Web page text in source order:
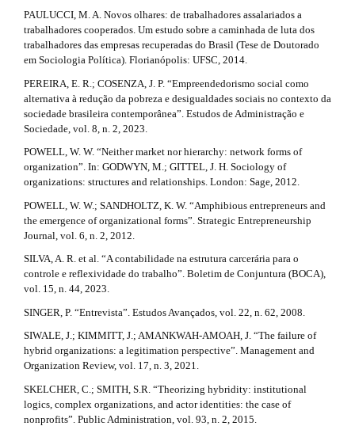
PAULUCCI, M. A. Novos olhares: de trabalhadores assalariados a
trabalhadores cooperados. Um estudo sobre a caminhada de luta dos
trabalhadores das empresas recuperadas do Brasil (Tese de Doutorado
em Sociologia Política). Florianópolis: UFSC, 2014.
PEREIRA, E. R.; COSENZA, J. P. “Empreendedorismo social como
alternativa à redução da pobreza e desigualdades sociais no contexto da
sociedade brasileira contemporânea”. Estudos de Administração e
Sociedade, vol. 8, n. 2, 2023.
POWELL, W. W. “Neither market nor hierarchy: network forms of
organization”. In: GODWYN, M.; GITTEL, J. H. Sociology of
organizations: structures and relationships. London: Sage, 2012.
POWELL, W. W.; SANDHOLTZ, K. W. “Amphibious entrepreneurs and
the emergence of organizational forms”. Strategic Entrepreneurship
Journal, vol. 6, n. 2, 2012.
SILVA, A. R. et al. “A contabilidade na estrutura carcerária para o
controle e reflexividade do trabalho”. Boletim de Conjuntura (BOCA),
vol. 15, n. 44, 2023.
SINGER, P. “Entrevista”. Estudos Avançados, vol. 22, n. 62, 2008.
SIWALE, J.; KIMMITT, J.; AMANKWAH-AMOAH, J. “The failure of
hybrid organizations: a legitimation perspective”. Management and
Organization Review, vol. 17, n. 3, 2021.
SKELCHER, C.; SMITH, S.R. “Theorizing hybridity: institutional
logics, complex organizations, and actor identities: the case of
nonprofits”. Public Administration, vol. 93, n. 2, 2015.